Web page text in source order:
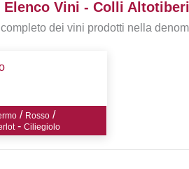
Elenco Vini - Colli
dei vini prodotti nella
/ Rosso/
- Ciliegiolo